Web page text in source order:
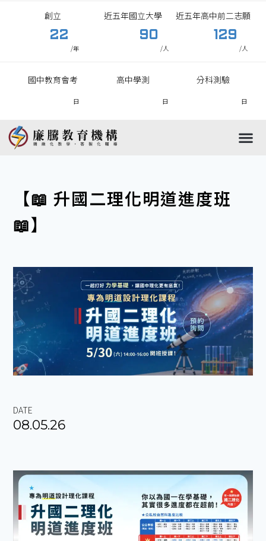
創立
22
/年
近五年國立大學
90
/人
近五年高中前二志願
129
/人
國中教育會考
日
高中學測
日
分科測驗
日
【📖 升國二理化明道進度班
📖】
DATE
08.05.26